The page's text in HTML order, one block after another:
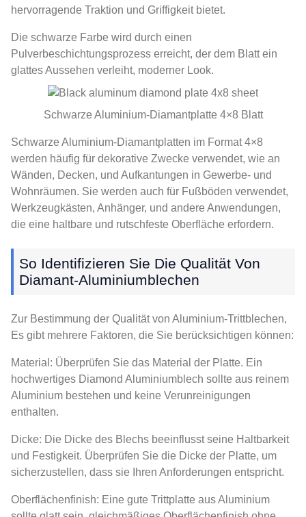
hervorragende Traktion und Griffigkeit bietet.
Die schwarze Farbe wird durch einen
Pulverbeschichtungsprozess erreicht, der dem Blatt ein
glattes Aussehen verleiht, moderner Look.
Schwarze Aluminium-Diamantplatte 4×8 Blatt
Schwarze Aluminium-Diamantplatten im Format 4×8
werden häufig für dekorative Zwecke verwendet, wie an
Wänden, Decken, und Aufkantungen in Gewerbe- und
Wohnräumen. Sie werden auch für Fußböden verwendet,
Werkzeugkästen, Anhänger, und andere Anwendungen,
die eine haltbare und rutschfeste Oberfläche erfordern.
So Identifizieren Sie Die Qualität Von
Diamant-Aluminiumblechen
Zur Bestimmung der Qualität von Aluminium-Trittblechen,
Es gibt mehrere Faktoren, die Sie berücksichtigen können:
Material: Überprüfen Sie das Material der Platte. Ein
hochwertiges Diamond Aluminiumblech sollte aus reinem
Aluminium bestehen und keine Verunreinigungen
enthalten.
Dicke: Die Dicke des Blechs beeinflusst seine Haltbarkeit
und Festigkeit. Überprüfen Sie die Dicke der Platte, um
sicherzustellen, dass sie Ihren Anforderungen entspricht.
Oberflächenfinish: Eine gute Trittplatte aus Aluminium